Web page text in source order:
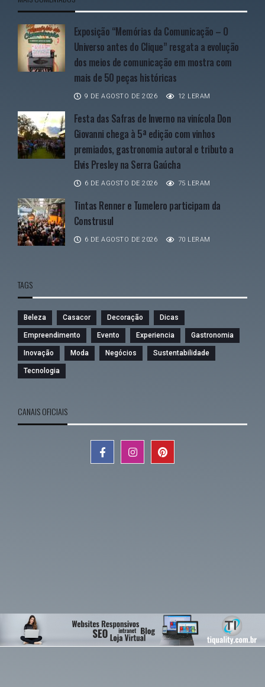
Exposição “Memórias da Comunicação – O
Universo antes do Clique” resgata a evolução
dos meios de comunicação em mostra com
mais de 50 peças históricas
9 DE AGOSTO DE 2026 12 LERAM
Festa das Safras de Inverno na vinícola Don
Giovanni chega à 5ª edição com vinhos
premiados, gastronomia autoral e tributo a
Elvis Presley na Serra Gaúcha
6 DE AGOSTO DE 2026 75 LERAM
Tintas Renner e Tumelero participam da
Construsul
6 DE AGOSTO DE 2026 70 LERAM
TAGS
Beleza Casacor Decoração Dicas
Empreendimento Evento Experiencia Gastronomia
Inovação Moda Negócios Sustentabilidade
Tecnologia
CANAIS OFICIAIS